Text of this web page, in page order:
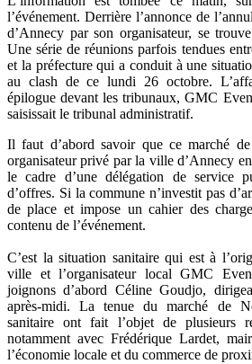
l’événement. Derrière l’annonce de
d’Annecy par son organisateur, se
Une série de réunions parfois tendues
et la préfecture qui a conduit à une
au clash de ce lundi 26 octobre.
épilogue devant les tribunaux, GMC
saisissait le tribunal administratif.
Il faut d’abord savoir que ce marché
organisateur privé par la ville d’Annecy
le cadre d’une délégation de service
d’offres. Si la commune n’investit pas
de place et impose un cahier des
contenu de l’événement.
C’est la situation sanitaire qui est à
ville et l’organisateur local GMC
joignons d’abord Céline Goudjo,
après-midi. La tenue du marché de
sanitaire ont fait l’objet de plusieurs
notamment avec Frédérique Lardet,
l’économie locale et du commerce de